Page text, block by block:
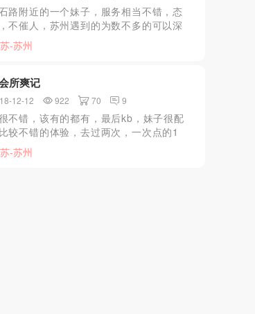
路附近的一个妹子，服务相当不错，态
不催人，苏州遇到的为数不多的可以深
子，加钱可以dulong，去过好几次了，
大家。
-苏州
所爽记
12-12 922 70 9
不错，该有的都有，最后kb，妹子很配
较不错的体验，去过两次，一次点的1
有一次是19号，都不错，很配合。很健
觉不错，性价比很高，苏州就去过那
-苏州